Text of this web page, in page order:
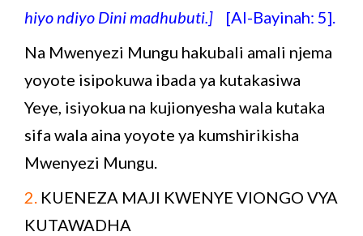
hiyo ndiyo Dini madhubuti.] [Al-Bayinah: 5].
Na Mwenyezi Mungu hakubali amali njema
yoyote isipokuwa ibada ya kutakasiwa
Yeye, isiyokua na kujionyesha wala kutaka
sifa wala aina yoyote ya kumshirikisha
Mwenyezi Mungu.
2. KUENEZA MAJI KWENYE VIONGO VYA
KUTAWADHA